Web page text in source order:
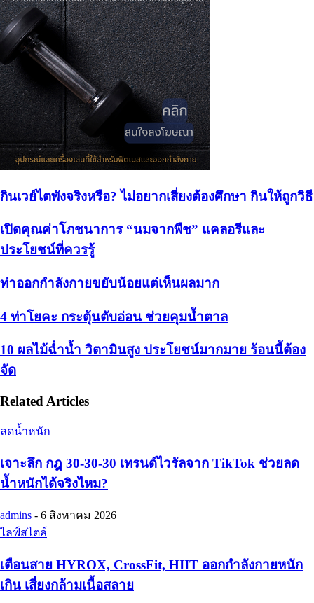
กินเวย์ไตพังจริงหรือ? ไม่อยากเสี่ยงต้องศึกษา กินให้ถูกวิธี
เปิดคุณค่าโภชนาการ “นมจากพืช” แคลอรีและ
ประโยชน์ที่ควรรู้
ท่าออกกำลังกายขยับน้อยแต่เห็นผลมาก
4 ท่าโยคะ กระตุ้นตับอ่อน ช่วยคุมน้ำตาล
10 ผลไม้ฉ่ำน้ำ วิตามินสูง ประโยชน์มากมาย ร้อนนี้ต้อง
จัด
Related Articles
ลดน้ำหนัก
เจาะลึก กฎ 30-30-30 เทรนด์ไวรัลจาก TikTok ช่วยลด
น้ำหนักได้จริงไหม?
admins - 6 สิงหาคม 2026
ไลฟ์สไตล์
เตือนสาย HYROX, CrossFit, HIIT ออกกำลังกายหนัก
เกิน เสี่ยงกล้ามเนื้อสลาย